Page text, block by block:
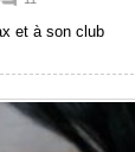
et à son club